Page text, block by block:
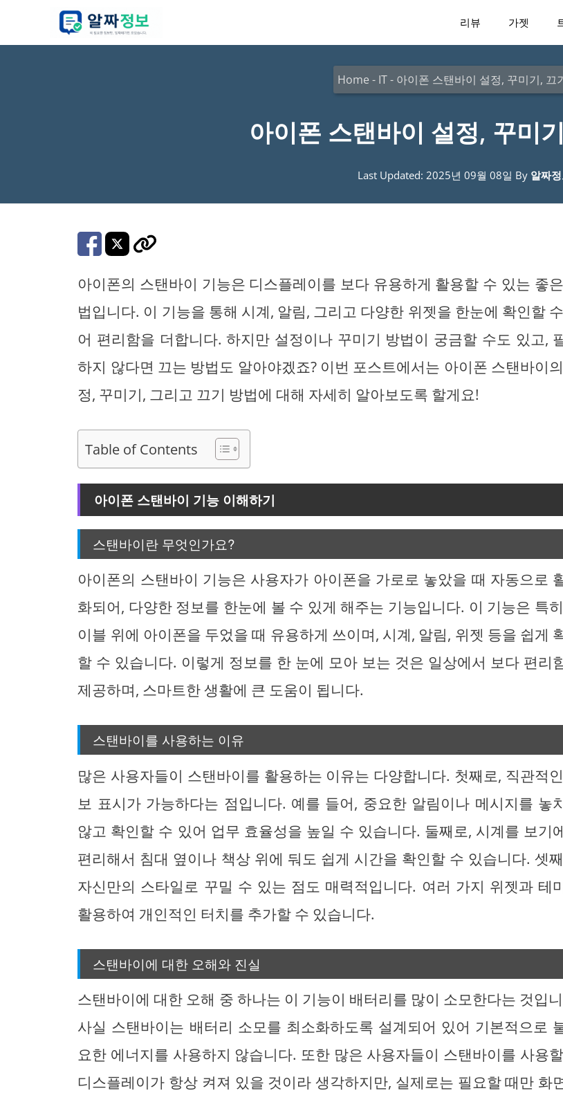
리뷰 가젯
Home - IT- 아이폰 스탠바이 설정, 꾸미기, 끄
아이폰 스탠바이 설정, 꾸미
Last Updated: 2025년 09월 08일 By 알짜
아이폰의 스탠바이 기능은 디스플레이를 보다 유용하게 활용할 수 있는 좋
법입니다. 이 기능을 통해 시계, 알림, 그리고 다양한 위젯을 한눈에 확인할
어 편리함을 더합니다. 하지만 설정이나 꾸미기 방법이 궁금할 수도 있고,
하지 않다면 끄는 방법도 알아야겠죠? 이번 포스트에서는 아이폰 스탠바이
정, 꾸미기, 그리고 끄기 방법에 대해 자세히 알아보도록 할게요!
Table of Contents
아이폰 스탠바이 기능 이해하기
스탠바이란 무엇인가요?
아이폰의 스탠바이 기능은 사용자가 아이폰을 가로로 놓았을 때 자동으로
화되어, 다양한 정보를 한눈에 볼 수 있게 해주는 기능입니다. 이 기능은 특
이블 위에 아이폰을 두었을 때 유용하게 쓰이며, 시계, 알림, 위젯 등을 쉽게
할 수 있습니다. 이렇게 정보를 한 눈에 모아 보는 것은 일상에서 보다 편리
제공하며, 스마트한 생활에 큰 도움이 됩니다.
스탠바이를 사용하는 이유
많은 사용자들이 스탠바이를 활용하는 이유는 다양합니다. 첫째로, 직관적
보 표시가 가능하다는 점입니다. 예를 들어, 중요한 알림이나 메시지를 놓
않고 확인할 수 있어 업무 효율성을 높일 수 있습니다. 둘째로, 시계를 보기
편리해서 침대 옆이나 책상 위에 둬도 쉽게 시간을 확인할 수 있습니다. 셋
자신만의 스타일로 꾸밀 수 있는 점도 매력적입니다. 여러 가지 위젯과 테
활용하여 개인적인 터치를 추가할 수 있습니다.
스탠바이에 대한 오해와 진실
스탠바이에 대한 오해 중 하나는 이 기능이 배터리를 많이 소모한다는 것입
사실 스탠바이는 배터리 소모를 최소화하도록 설계되어 있어 기본적으로
요한 에너지를 사용하지 않습니다. 또한 많은 사용자들이 스탠바이를 사용
디스플레이가 항상 켜져 있을 것이라 생각하지만, 실제로는 필요할 때만 화